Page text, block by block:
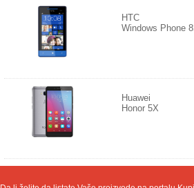
HTC
Windows Phone
Huawei
Honor 5X